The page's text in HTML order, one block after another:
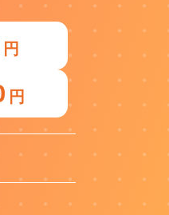
円
円